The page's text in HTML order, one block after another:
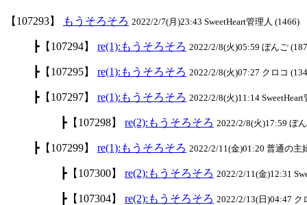
【107293】 もうそろそろ 2022/2/7(月)23:43 SweetHeart管理人 (1466)
┣【107294】 re(1):もうそろそろ 2022/2/8(火)05:59 ぼんご
┣【107295】 re(1):もうそろそろ 2022/2/8(火)07:27 クロコ
┣【107297】 re(1):もうそろそろ 2022/2/8(火)11:14
┣【107298】 re(2):もうそろそろ 2022/2/8(火)17:59 ぼ
┣【107299】 re(1):もうそろそろ 2022/2/11(金)01:20 普通の主
┣【107300】 re(2):もうそろそろ 2022/2/11(金)12:31
┣【107304】 re(2):もうそろそろ 2022/2/13(日)04:47 ク